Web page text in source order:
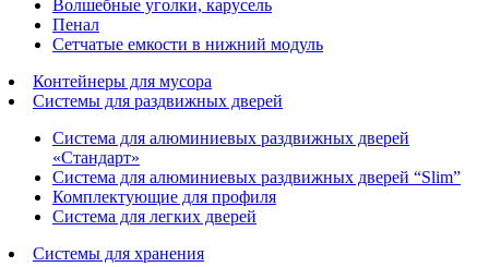
Волшебные уголки, карусель
Пенал
Cетчатые емкости в нижний модуль
Контейнеры для мусора
Системы для раздвижных дверей
Система для алюминиевых раздвижных дверей
«Стандарт»
Система для алюминиевых раздвижных дверей “Slim”
Комплектующие для профиля
Система для легких дверей
Системы для хранения